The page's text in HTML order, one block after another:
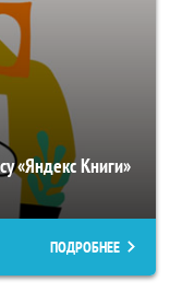
«Яндекс Книги»
ПОДРОБНЕЕ